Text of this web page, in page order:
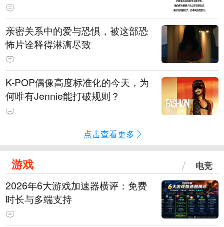
亲密关系中的爱与恐惧，被这部恐
怖片诠释得淋漓尽致
K-POP偶像高度标准化的今天，为
何唯有Jennie能打破规则？
点击查看更多
游戏 电竞
2026年6大游戏加速器横评：免费
时长与多端支持